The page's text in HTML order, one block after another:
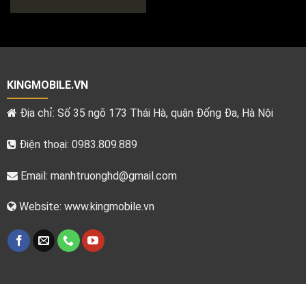
KINGMOBILE.VN
Địa chỉ: Số 35 ngõ 173 Thái Hà, quận Đống Đa, Hà Nội
Điện thoại: 0983.809.889
Email: manhtruonghd@gmail.com
Website: www.kingmobile.vn